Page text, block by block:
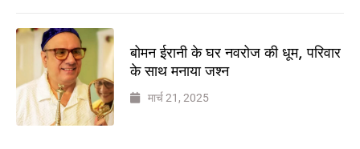
बोमन ईरानी के घर नवरोज की धूम, परिवार
के साथ मनाया जश्न
मार्च 21, 2025